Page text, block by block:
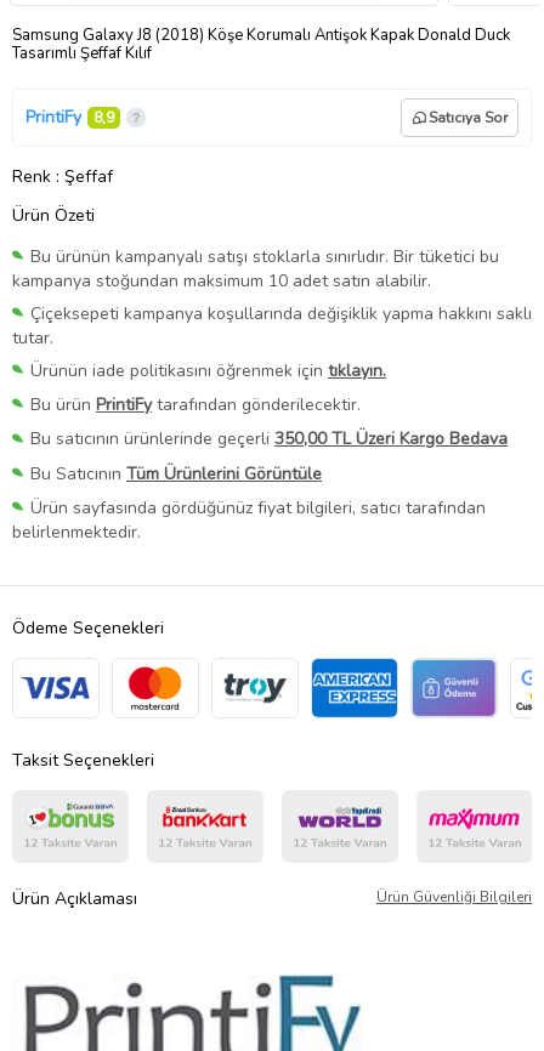
Samsung Galaxy J8 (2018) Köşe Korumalı Antişok Kapak Donald Duck
Tasarımlı Şeffaf Kılıf
PrintiFy 8,9 Satıcıya Sor
Renk : Şeffaf
Ürün Özeti
Bu ürünün kampanyalı satışı stoklarla sınırlıdır. Bir tüketici bu
kampanya stoğundan maksimum 10 adet satın alabilir.
Çiçeksepeti kampanya koşullarında değişiklik yapma hakkını saklı
tutar.
Ürünün iade politikasını öğrenmek için tıklayın.
Bu ürün PrintiFytarafından gönderilecektir.
Bu satıcının ürünlerinde geçerli 350,00 TL Üzeri Kargo Bedava
Bu Satıcının Tüm Ürünlerini Görüntüle
Ürün sayfasında gördüğünüz fiyat bilgileri, satıcı tarafından
belirlenmektedir.
Ödeme Seçenekleri
Taksit Seçenekleri
Ürün Açıklaması Ürün Güvenliği Bilgileri